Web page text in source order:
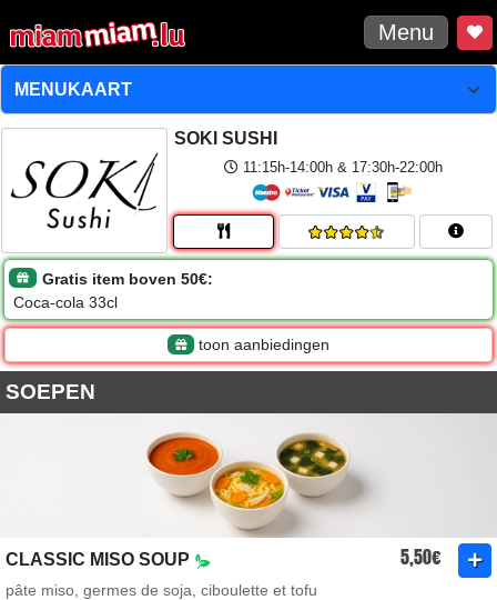
Menu
SOKI SUSHI
11:15h-14:00h & 17:30h-22:00h
Gratis item boven 50€:
Coca-cola 33cl
toon aanbiedingen
SOEPEN
CLASSIC MISO SOUP 5,50€
pâte miso, germes de soja, ciboulette et tofu